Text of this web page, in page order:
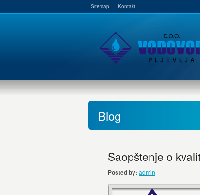
Sitemap Kontakt
Blog
Saopštenje o
Posted by: admin